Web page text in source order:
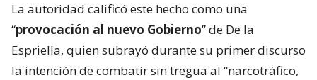
La autoridad calificó este hecho como una
“provocación al nuevo Gobierno” de De la
Espriella, quien subrayó durante su primer discurso
la intención de combatir sin tregua al “narcotráfico,